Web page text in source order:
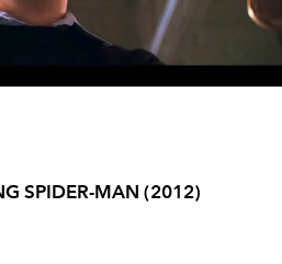
SPIDER-MAN (2012)